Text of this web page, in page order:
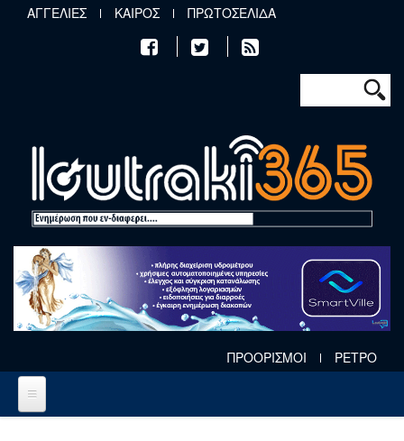
Παράκαμψη προς το κυρίως περιεχόμενο
ΑΓΓΕΛΙΕΣ ΚΑΙΡΟΣ ΠΡΩΤΟΣΕΛΙΔΑ
Φόρμα
Αναζήτηση
ΠΡΟΟΡΙΣΜΟΙ ΡΕΤΡΟ